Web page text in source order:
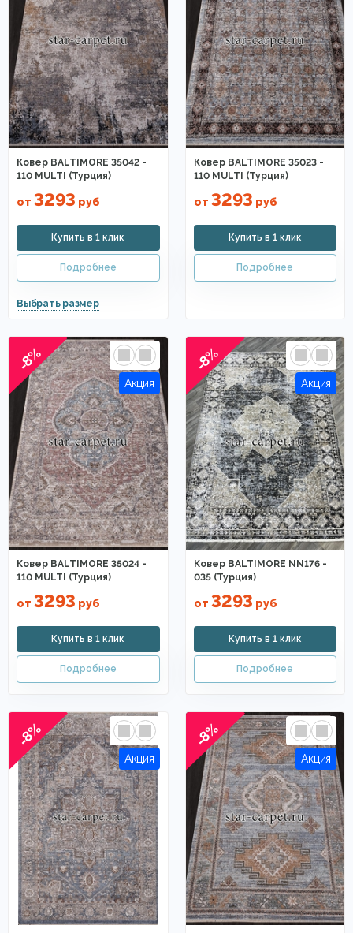
Ковер BALTIMORE 35042 -
110 MULTI (Турция)
от 3293 руб
Ковер BALTIMORE 35023 -
110 MULTI (Турция)
от 3293 руб
-8%
Ковер BALTIMORE 35024 -
110 MULTI (Турция)
от 3293 руб
-8%
Ковер BALTIMORE NN176 -
035 (Турция)
от 3293 руб
-8% -8%